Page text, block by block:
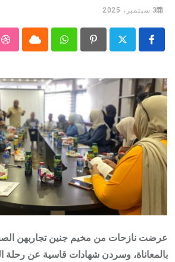
فيديو
المدونة
بيانات
3 سبتمبر، 2025
Pinterest
Whatsapp
Cloud
عرضت نازحات من مخيم جنين تجاربهن
بالمعاناة، وسردن شهادات قاسية عن رحلة